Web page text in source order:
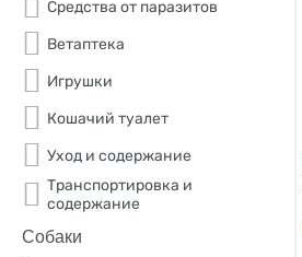
шпинат
яблоко
Средства от паразитов
Ветаптека
Игрушки
Кошачий туалет
Уход и содержание
Транспортировка и
содержание
Собаки